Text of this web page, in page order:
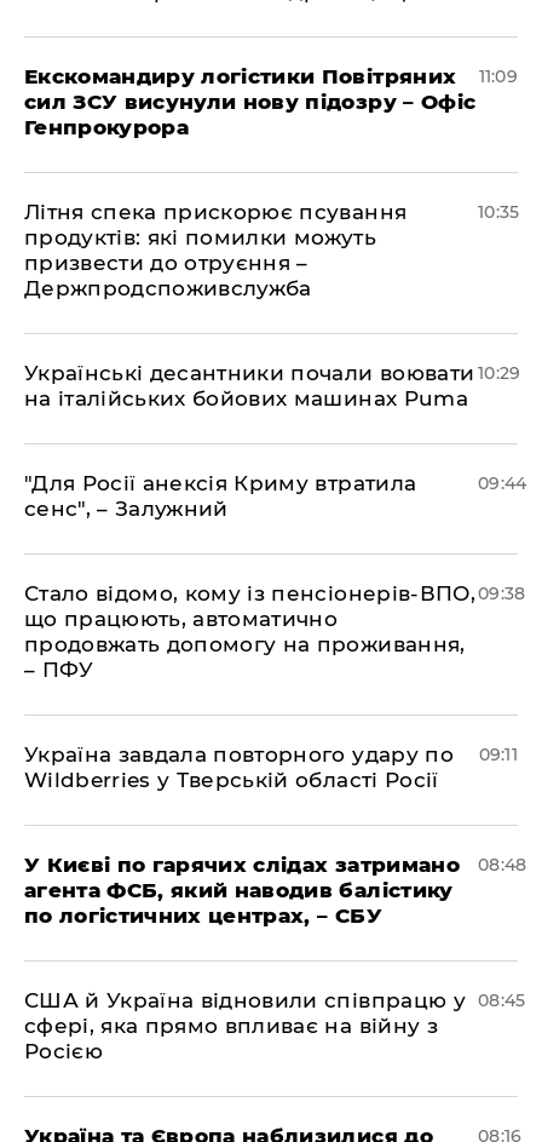
Екскомандиру логістики Повітряних
сил ЗСУ висунули нову підозру – Офіс
Генпрокурора
11:09
Літня спека прискорює псування
продуктів: які помилки можуть
призвести до отруєння –
Держпродспоживслужба
10:35
Українські десантники почали воювати
на італійських бойових машинах Puma
10:29
"Для Росії анексія Криму втратила
сенс", – Залужний
09:44
Стало відомо, кому із пенсіонерів-ВПО,
що працюють, автоматично
продовжать допомогу на проживання,
– ПФУ
09:38
Україна завдала повторного удару по
Wildberries у Тверській області Росії
09:11
У Києві по гарячих слідах затримано
агента ФСБ, який наводив балістику
по логістичних центрах, – СБУ
08:48
США й Україна відновили співпрацю у
сфері, яка прямо впливає на війну з
Росією
08:45
Україна та Європа наблизилися до 08:16